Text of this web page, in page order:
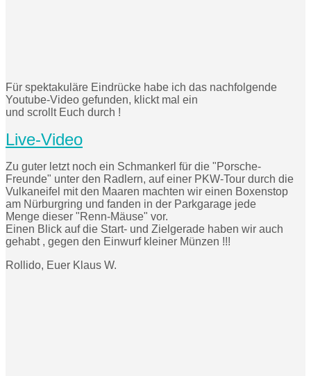
Für spektakuläre Eindrücke habe ich das nachfolgende
Youtube-Video gefunden, klickt mal ein
und scrollt Euch durch !
Live-Video
Zu guter letzt noch ein Schmankerl für die "Porsche-
Freunde" unter den Radlern, auf einer PKW-Tour durch die
Vulkaneifel mit den Maaren machten wir einen Boxenstop
am Nürburgring und fanden in der Parkgarage jede
Menge dieser "Renn-Mäuse" vor.
Einen Blick auf die Start- und Zielgerade haben wir auch
gehabt , gegen den Einwurf kleiner Münzen !!!
Rollido, Euer Klaus W.